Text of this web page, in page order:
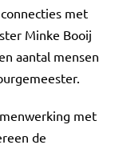
met
Minke Booij
aantal mensen
met
de